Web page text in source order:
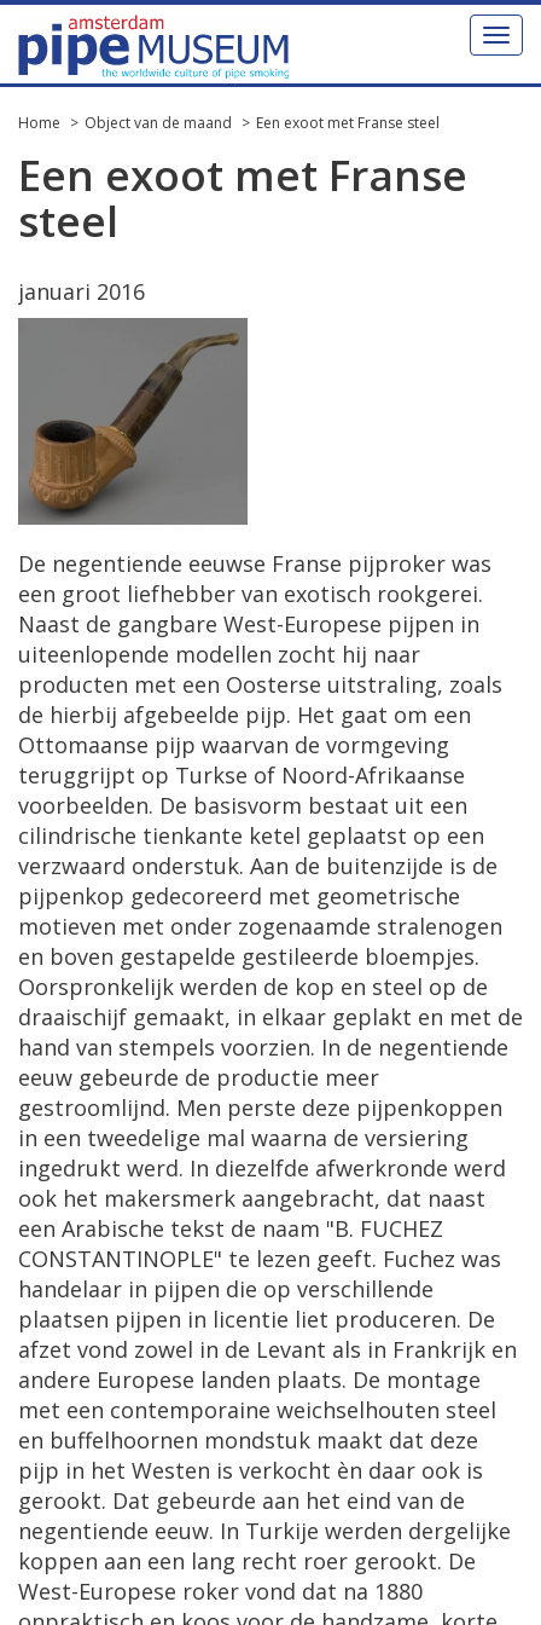
Toggle
Home Object van de maand Een exoot met Franse steel
Een exoot met Franse
steel
januari 2016
De negentiende eeuwse Franse pijproker was
een groot liefhebber van exotisch rookgerei.
Naast de gangbare West-Europese pijpen in
uiteenlopende modellen zocht hij naar
producten met een Oosterse uitstraling, zoals
de hierbij afgebeelde pijp. Het gaat om een
Ottomaanse pijp waarvan de vormgeving
teruggrijpt op Turkse of Noord-Afrikaanse
voorbeelden. De basisvorm bestaat uit een
cilindrische tienkante ketel geplaatst op een
verzwaard onderstuk. Aan de buitenzijde is de
pijpenkop gedecoreerd met geometrische
motieven met onder zogenaamde stralenogen
en boven gestapelde gestileerde bloempjes.
Oorspronkelijk werden de kop en steel op de
draaischijf gemaakt, in elkaar geplakt en met de
hand van stempels voorzien. In de negentiende
eeuw gebeurde de productie meer
gestroomlijnd. Men perste deze pijpenkoppen
in een tweedelige mal waarna de versiering
ingedrukt werd. In diezelfde afwerkronde werd
ook het makersmerk aangebracht, dat naast
een Arabische tekst de naam "B. FUCHEZ
CONSTANTINOPLE" te lezen geeft. Fuchez was
handelaar in pijpen die op verschillende
plaatsen pijpen in licentie liet produceren. De
afzet vond zowel in de Levant als in Frankrijk en
andere Europese landen plaats. De montage
met een contemporaine weichselhouten steel
en buffelhoornen mondstuk maakt dat deze
pijp in het Westen is verkocht èn daar ook is
gerookt. Dat gebeurde aan het eind van de
negentiende eeuw. In Turkije werden dergelijke
koppen aan een lang recht roer gerookt. De
West-Europese roker vond dat na 1880